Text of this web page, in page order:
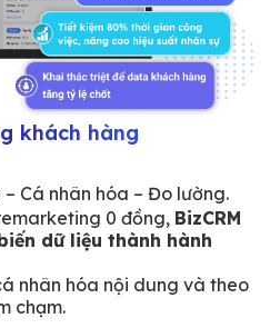
khách hàng
Cá nhân hóa – Đo lường.
0 đồng, BizCRM
dữ liệu thành hành
nhân hóa nội dung và theo
chạm.